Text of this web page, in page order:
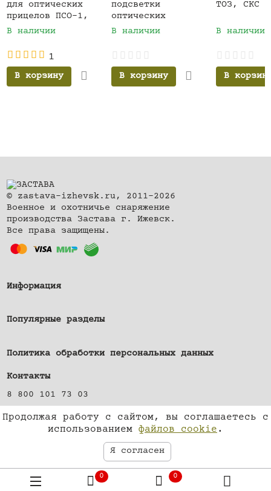
для оптических
прицелов ПСО-1,
ПГО-7
В наличии
1
В корзину
подсветки
оптических
прицелов ПСО-1,
В наличии
В корзину
ТОЗ, СКС
В наличии
В
© zastava-izhevsk.ru, 2011–2026
Военное и охотничье снаряжение
производства Застава г. Ижевск.
Все права защищены.
Информация
Популярные разделы
Политика обработки персональных данных
Контакты
8 800 101 73 03
г. Ижевск, ул. Клубная, д. 21, оф. 5
shop@zastava-izhevsk.ru
0 0
Продолжая работу с сайтом, вы соглашаетесь с
использованием файлов cookie.
Я согласен